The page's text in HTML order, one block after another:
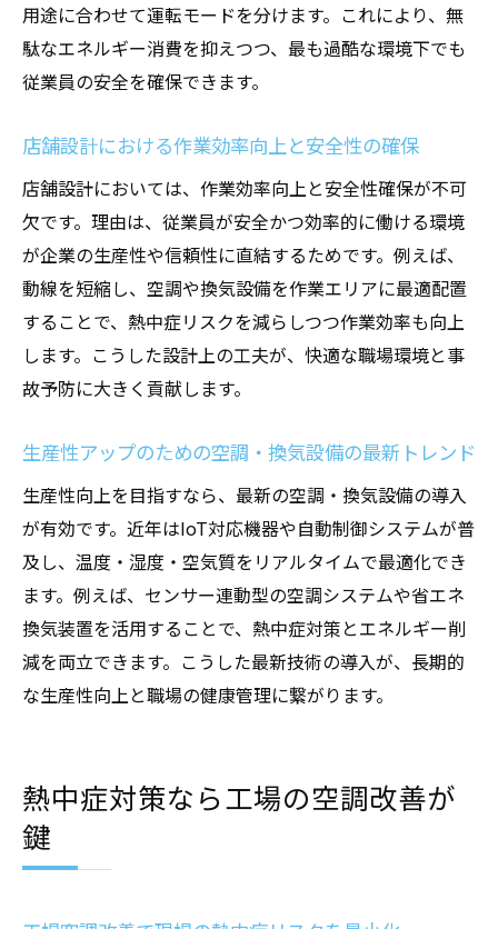
用途に合わせて運転モードを分けます。これにより、無
駄なエネルギー消費を抑えつつ、最も過酷な環境下でも
従業員の安全を確保できます。
店舗設計における作業効率向上と安全性の確保
店舗設計においては、作業効率向上と安全性確保が不可
欠です。理由は、従業員が安全かつ効率的に働ける環境
が企業の生産性や信頼性に直結するためです。例えば、
動線を短縮し、空調や換気設備を作業エリアに最適配置
することで、熱中症リスクを減らしつつ作業効率も向上
します。こうした設計上の工夫が、快適な職場環境と事
故予防に大きく貢献します。
生産性アップのための空調・換気設備の最新トレンド
生産性向上を目指すなら、最新の空調・換気設備の導入
が有効です。近年はIoT対応機器や自動制御システムが普
及し、温度・湿度・空気質をリアルタイムで最適化でき
ます。例えば、センサー連動型の空調システムや省エネ
換気装置を活用することで、熱中症対策とエネルギー削
減を両立できます。こうした最新技術の導入が、長期的
な生産性向上と職場の健康管理に繋がります。
熱中症対策なら工場の空調改善が
鍵